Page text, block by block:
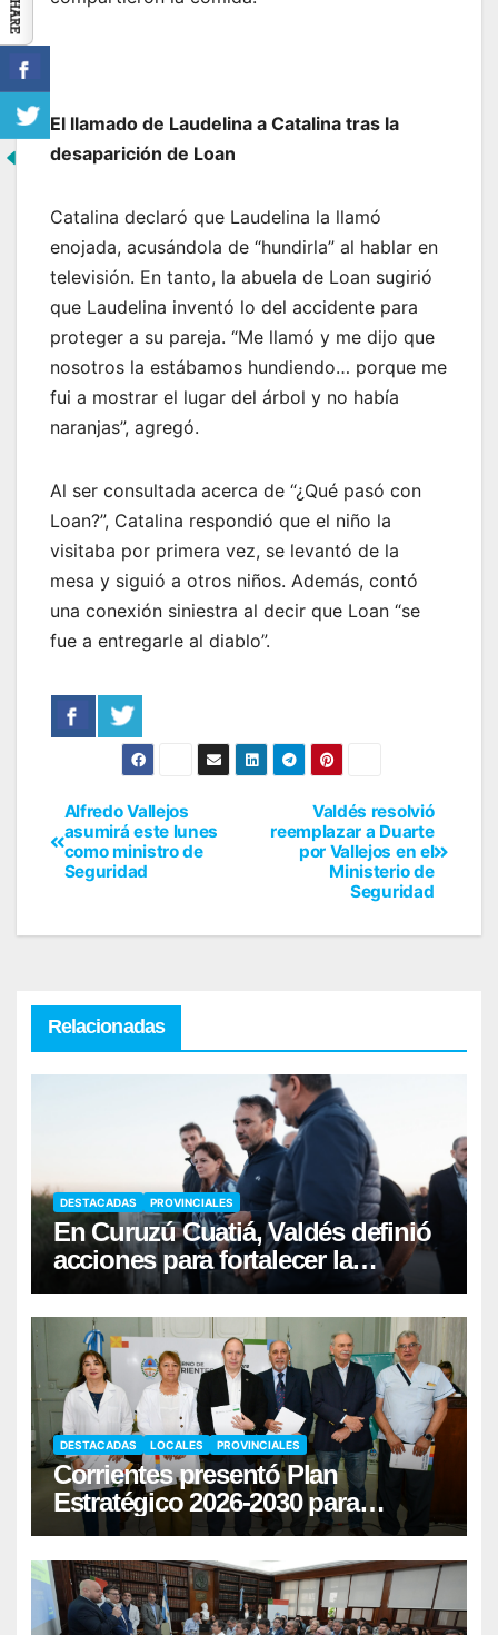
El llamado de Laudelina a Catalina tras la
desaparición de Loan
Catalina declaró que Laudelina la llamó
enojada, acusándola de “hundirla” al hablar en
televisión. En tanto, la abuela de Loan sugirió
que Laudelina inventó lo del accidente para
proteger a su pareja. “Me llamó y me dijo que
nosotros la estábamos hundiendo… porque me
fui a mostrar el lugar del árbol y no había
naranjas”, agregó.
Al ser consultada acerca de “¿Qué pasó con
Loan?”, Catalina respondió que el niño la
visitaba por primera vez, se levantó de la
mesa y siguió a otros niños. Además, contó
una conexión siniestra al decir que Loan “se
fue a entregarle al diablo”.
Valdés resolvió
reemplazar a Duarte
por Vallejos en el
Ministerio de
Seguridad
Alfredo Vallejos
asumirá este lunes
como ministro de
Seguridad
Relacionadas
DESTACADAS PROVINCIALES
En Curuzú Cuatiá, Valdés definió
acciones para fortalecer la
infraestructura hídrica
DESTACADAS LOCALES PROVINCIALES
Corrientes presentó Plan
Estratégico 2026-2030 para
fortalecer la donación de órganos